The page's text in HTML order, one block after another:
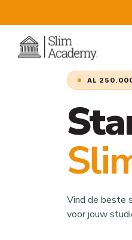
AL
Vind de beste
voor jouw